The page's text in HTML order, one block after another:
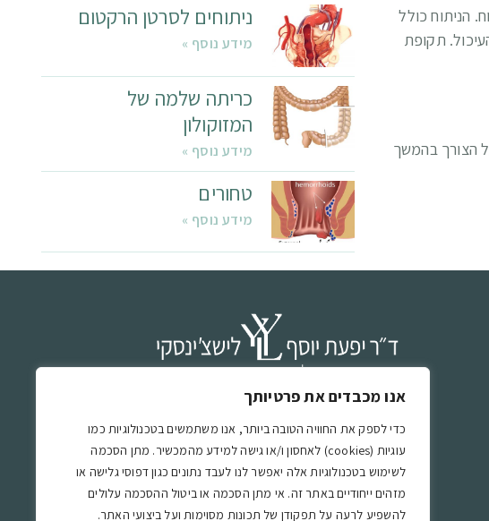
אנו מכבדים את פרטיותך
כדי לספק את החוויה הטובה ביותר, אנו משתמשים בטכנולוגיות כמו
עוגיות (cookies) לאחסון ו/או גישה למידע מהמכשיר. מתן הסכמה
לשימוש בטכנולוגיות אלה יאפשר לנו לעבד נתונים כגון דפוסי גלישה או
מזהים ייחודיים באתר זה. אי מתן הסכמה או ביטול ההסכמה עלולים
להשפיע לרעה על תפקודן של תכונות מסוימות ועל ביצועי האתר.
הניתוח כולל
תקופת
הצורך בהמשך
ניתוחים לסרטן הרקטום
מידע נוסף »
כריתה שלמה של
המזוקולון
מידע נוסף »
טחורים
מידע נוסף »
ד”ר יפעת יוסף-לישצינסקי הינה מומחית בכירורגיה כללית
ובכירורגיה של המעי הגס והרקטום, אחראית על תחום
הכירורגיה של המעי הגס והרקטום בבית החולים הציבורי
אסותא אשדוד ע”ש סמסון.